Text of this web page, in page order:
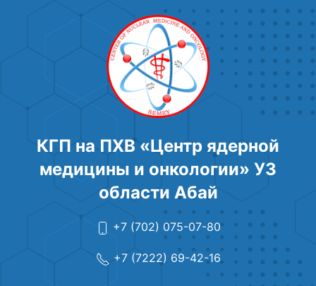
КГП на ПХВ «Центр ядерной
медицины и онкологии» УЗ
области Абай
+7 (702) 075-07-80
+7 (7222) 69-42-16